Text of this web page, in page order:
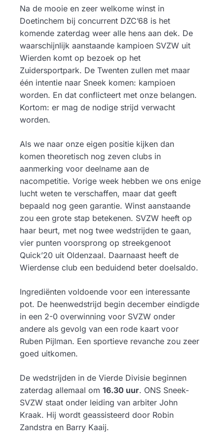
Na de mooie en zeer welkome winst in
Doetinchem bij concurrent DZC’68 is het
komende zaterdag weer alle hens aan dek. De
waarschijnlijk aanstaande kampioen SVZW uit
Wierden komt op bezoek op het
Zuidersportpark. De Twenten zullen met maar
één intentie naar Sneek komen: kampioen
worden. En dat conflicteert met onze belangen.
Kortom: er mag de nodige strijd verwacht
worden.
Als we naar onze eigen positie kijken dan
komen theoretisch nog zeven clubs in
aanmerking voor deelname aan de
nacompetitie. Vorige week hebben we ons enige
lucht weten te verschaffen, maar dat geeft
bepaald nog geen garantie. Winst aanstaande
zou een grote stap betekenen. SVZW heeft op
haar beurt, met nog twee wedstrijden te gaan,
vier punten voorsprong op streekgenoot
Quick’20 uit Oldenzaal. Daarnaast heeft de
Wierdense club een beduidend beter doelsaldo.
Ingrediënten voldoende voor een interessante
pot. De heenwedstrijd begin december eindigde
in een 2-0 overwinning voor SVZW onder
andere als gevolg van een rode kaart voor
Ruben Pijlman. Een sportieve revanche zou zeer
goed uitkomen.
De wedstrijden in de Vierde Divisie beginnen
zaterdag allemaal om 16.30 uur. ONS Sneek-
SVZW staat onder leiding van arbiter John
Kraak. Hij wordt geassisteerd door Robin
Zandstra en Barry Kaaij.